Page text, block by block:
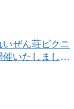
いぜん荘ピクニ
催いたしまし